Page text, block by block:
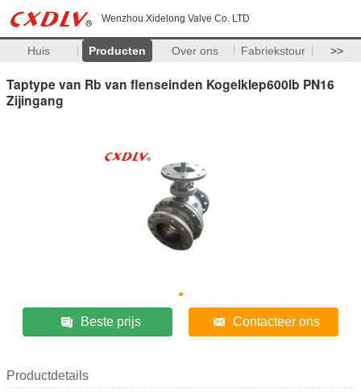
Wenzhou Xidelong Valve Co. LTD
Huis Producten Over ons Fabriekstour >>
Taptype van Rb van flenseinden Kogelklep600lb PN16
Zijingang
Beste prijs Contacteer ons
Productdetails